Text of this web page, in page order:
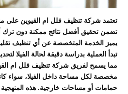
تعتمد شركة تنظيف فلل ام القيوين على
تضمن تحقيق أفضل نتائج ممكنة دون ترك
يميز الخدمة المتخصصة عن أي تنظيف
تبدأ العملية بدراسة دقيقة لحالة الفيلا
مما يسمح لفريق شركة تنظيف فلل ام
مخصصة لكل مساحة داخل الفيلا، سواء
حمامات أو مساحات خارجية. هذه